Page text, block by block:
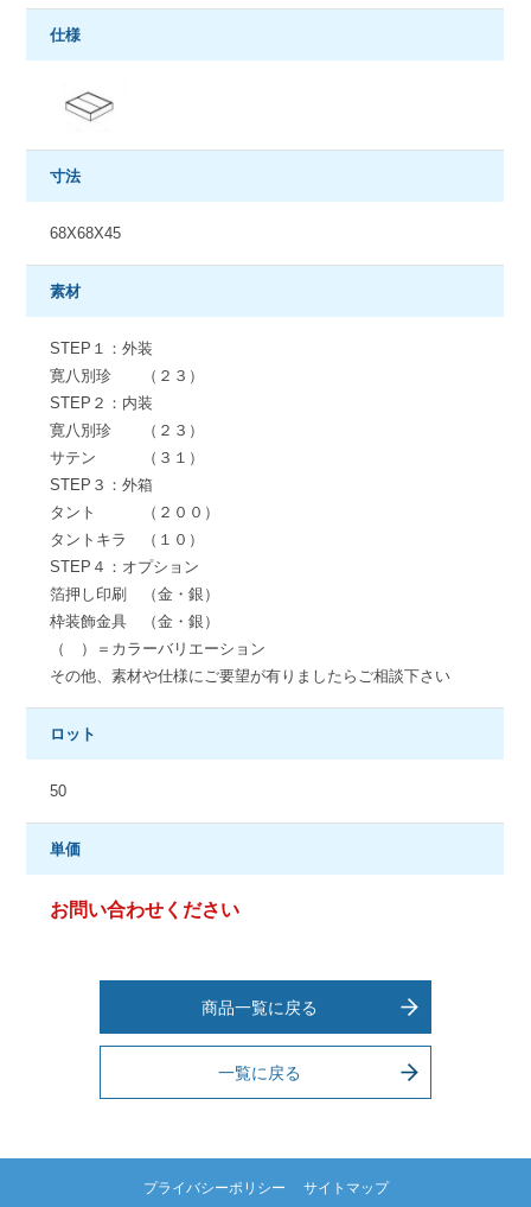
仕様
寸法
68X68X45
素材
STEP１：外装
寛八別珍 （２３）
STEP２：内装
寛八別珍 （２３）
サテン （３１）
STEP３：外箱
タント （２００）
タントキラ （１０）
STEP４：オプション
箔押し印刷 （金・銀）
枠装飾金具 （金・銀）
（ ）＝カラーバリエーション
その他、素材や仕様にご要望が有りましたらご相談下さい
ロット
50
単価
お問い合わせください
商品一覧に戻る
一覧に戻る
プライバシーポリシー サイトマップ